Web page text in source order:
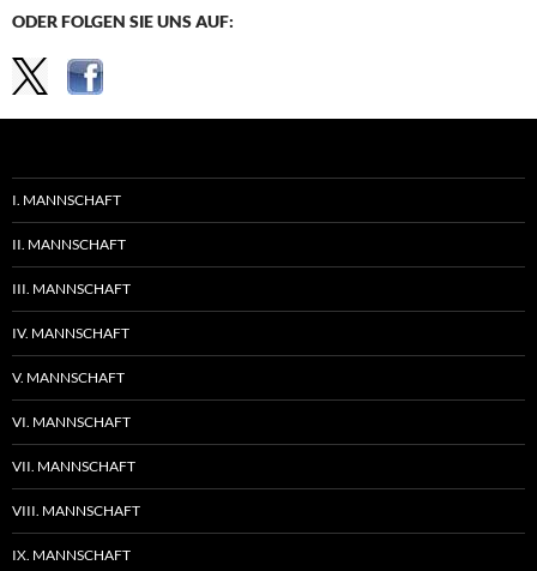
ODER FOLGEN SIE UNS AUF:
I. MANNSCHAFT
II. MANNSCHAFT
III. MANNSCHAFT
IV. MANNSCHAFT
V. MANNSCHAFT
VI. MANNSCHAFT
VII. MANNSCHAFT
VIII. MANNSCHAFT
IX. MANNSCHAFT